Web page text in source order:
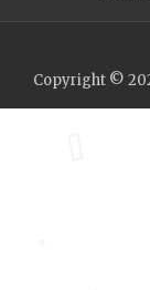
Copyright ©